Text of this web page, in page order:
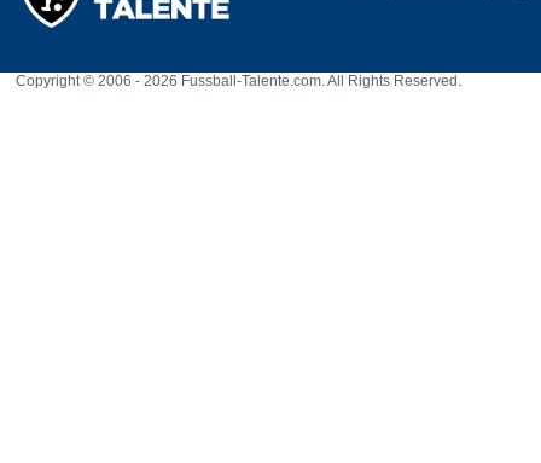
Copyright © 2006 - 2026 Fussball-Talente.com. All Rights Reserved.